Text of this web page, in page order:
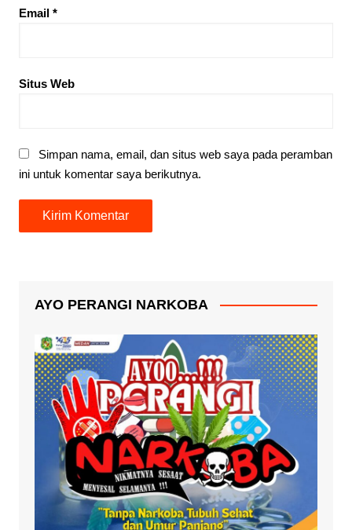
Email *
Situs Web
Simpan nama, email, dan situs web saya pada peramban
ini untuk komentar saya berikutnya.
AYO PERANGI NARKOBA